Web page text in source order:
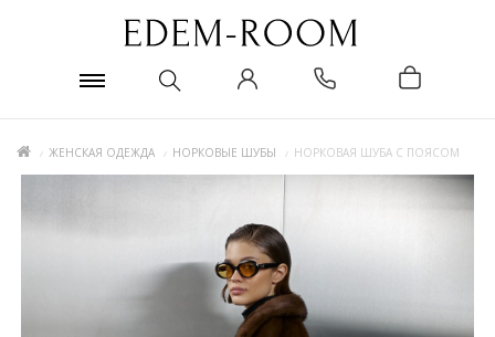
ЖЕНСКАЯ ОДЕЖДА НОРКОВЫЕ ШУБЫ НОРКОВАЯ ШУБА С ПОЯСОМ